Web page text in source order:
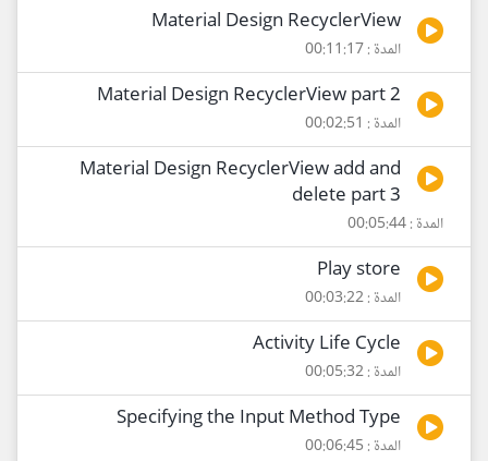
Material Design RecyclerView
المدة : 00:11:17
Material Design RecyclerView part 2
المدة : 00:02:51
Material Design RecyclerView add and
delete part 3
المدة : 00:05:44
Play store
المدة : 00:03:22
Activity Life Cycle
المدة : 00:05:32
Specifying the Input Method Type
المدة : 00:06:45